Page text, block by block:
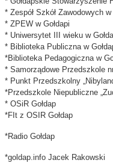
* Zespół Szkół Zawodowych w
* ZPEW w Gołdapi
* Uniwersytet III wieku w
* Biblioteka Publiczna w
*Biblioteka Pedagogiczna w
* Samorządowe Przedszkole
* Punkt Przedszkolny
*Przedszkole Niepubliczne
* OSiR Gołdap
*FIt z OSIR Gołdap
*Radio Gołdap
*goldap.info Jacek Rakowski